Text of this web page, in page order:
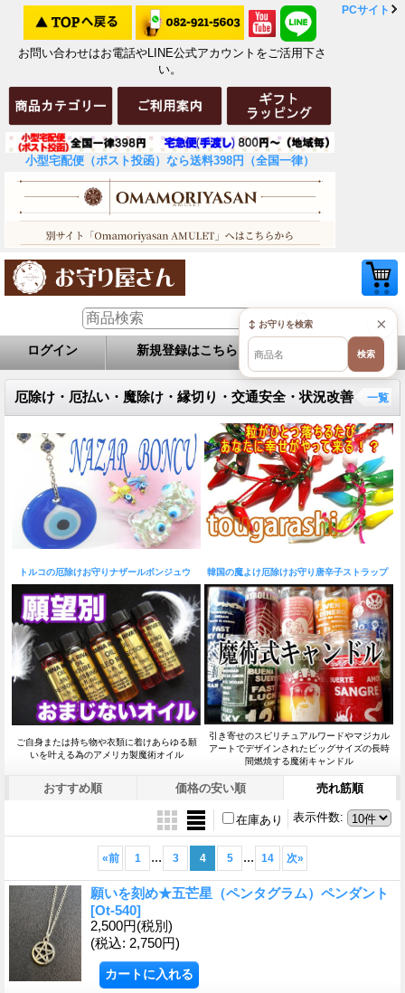
お問い合わせはお電話やLINE公式アカウントをご活用下さ
い。
小型宅配便（ポスト投函）なら送料398円（全国一律）
PCサイト
ログイン 新規登録はこちら お問い合せ
厄除け・厄払い・魔除け・縁切り・交通安全・状況改善
トルコの厄除けお守りナザールボンジュウ 韓国の魔よけ厄除けお守り唐辛子ストラップ
ご自身または持ち物や衣類に着けあらゆる願
いを叶える為のアメリカ製魔術オイル
引き寄せのスピリチュアルワードやマジカル
アートでデザインされたビッグサイズの長時
間燃焼する魔術キャンドル
一覧
おすすめ順 価格の安い順 売れ筋順
表示件数:
在庫あり
«前 1 ... 3 4 5 ... 14 次»
願いを刻め★五芒星（ペンタグラム）ペンダント
[Ot-540]
2,500円(税別)
(税込: 2,750円)
×
↕ お守りを検索
検索